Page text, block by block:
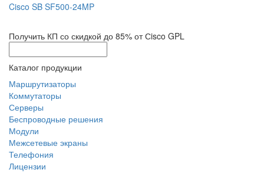
Cisco SB SF500-24MP
Получить КП со скидкой до 85% от Сisco GPL
Каталог продукции
Маршрутизаторы
Коммутаторы
Серверы
Беспроводные решения
Модули
Межсетевые экраны
Телефония
Лицензии